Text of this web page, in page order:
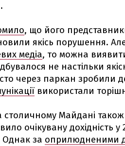
, що його
якісь порушення.
медіа, то можна виявити
не настільки
через паркан зробили
використали
Майдані
очікувану дохідність
Однак за оприлюдненими